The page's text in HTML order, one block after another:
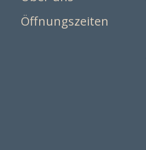
Öffnungszeiten